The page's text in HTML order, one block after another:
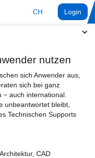
CH Login
nutzen
sich Anwender aus,
sich bei ganz
− auch international.
unbeantwortet bleibt,
Technischen Supports
CAD